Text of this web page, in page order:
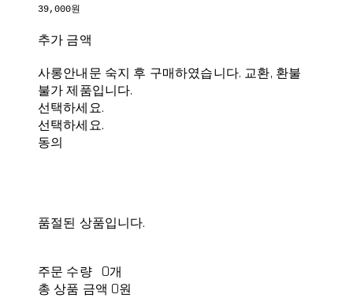
39,000원
추가 금액
사롱안내문 숙지 후 구매하였습니다. 교환, 환불
불가 제품입니다.
선택하세요.
선택하세요.
동의
품절된 상품입니다.
주문 수량
0개
총 상품 금액 0원